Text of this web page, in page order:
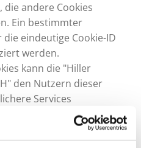
andere Cookies
Ein bestimmter
eindeutige Cookie-ID
werden.
kann die "Hiller
den Nutzern dieser
Services
Setzung nicht
die Informationen und